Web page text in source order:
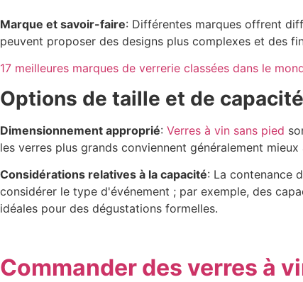
Marque et savoir-faire: Différentes marques offrent
peuvent proposer des designs plus complexes et des
17 meilleures marques de verrerie classées dans le
Options de taille et de capacité
Dimensionnement approprié: Verres à vin sans pied
les verres plus grands conviennent généralement
Considérations relatives à la capacité: La contenance
considérer le type d'événement ; par exemple, des
idéales pour des dégustations formelles.
Commander des verres à